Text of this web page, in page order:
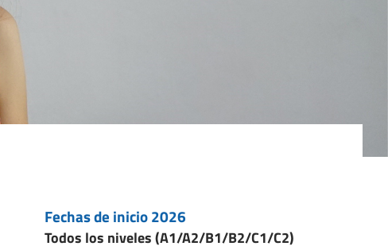
Fechas de inicio 2026
Todos los niveles (A1/A2/B1/B2/C1/C2)